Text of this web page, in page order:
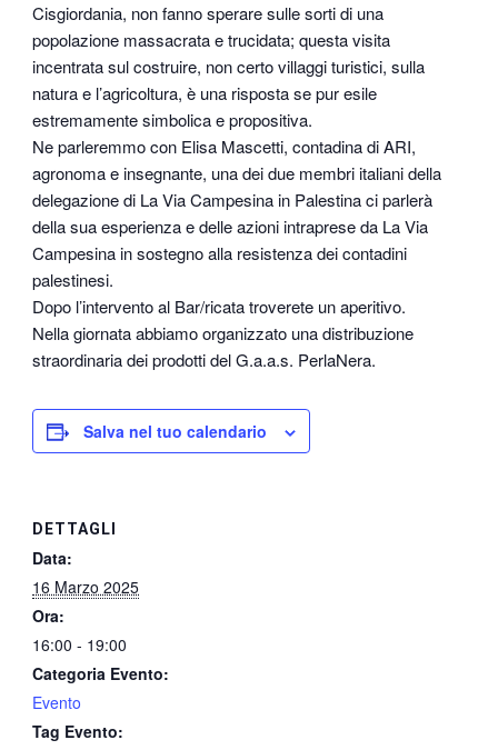
Cisgiordania, non fanno sperare sulle sorti di una
popolazione massacrata e trucidata; questa visita
incentrata sul costruire, non certo villaggi turistici, sulla
natura e l’agricoltura, è una risposta se pur esile
estremamente simbolica e propositiva.
Ne parleremmo con Elisa Mascetti, contadina di ARI,
agronoma e insegnante, una dei due membri italiani della
delegazione di La Via Campesina in Palestina ci parlerà
della sua esperienza e delle azioni intraprese da La Via
Campesina in sostegno alla resistenza dei contadini
palestinesi.
Dopo l’intervento al Bar/ricata troverete un aperitivo.
Nella giornata abbiamo organizzato una distribuzione
straordinaria dei prodotti del G.a.a.s. PerlaNera.
Salva nel tuo calendario
DETTAGLI
Data:
16 Marzo 2025
Ora:
16:00 - 19:00
Categoria Evento:
Evento
Tag Evento: